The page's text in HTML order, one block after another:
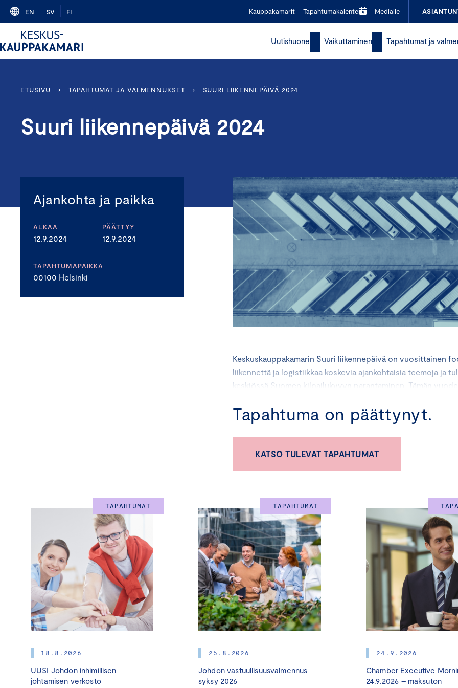
Skip
content
EN SV FI Kauppakamarit Tapahtumakalenteri Medialle
Uutishuone Vaikuttaminen Tapahtumat ja
ETUSIVU › TAPAHTUMAT JA VALMENNUKSET › SUURI LIIKENNEPÄIVÄ 2024
Suuri liikennepäivä 2024
Ajankohta ja paikka
ALKAA
12.9.2024
PÄÄTTYY
12.9.2024
TAPAHTUMAPAIKKA
00100 Helsinki
Keskuskauppakamarin Suuri liikennepäivä on vuosittainen
liikennettä ja logistiikkaa koskevia ajankohtaisia teemoja ja
keskiössä Suomen kilpailukyvyn parantaminen. Tämän
Tapahtuma on suunnattu
vienti- ja tuontiyrityksille sekä
toimivien ja sinne aikovien yritysten johdolle ja
toimivien yritysten johdolle ja asiantuntijoille, päättäjille
Torstai 12.9.2024
Scandic Grand Central + livestream
Teema: Logistiikka yritysten kilpailukykytekijänä
Päivän juontaa toimittajaTapio Nurminen
11.45-12.45
Tapahtuma on päättynyt.
KATSO TULEVAT TAPAHTUMAT
TAPAHTUMAT
18.8.2026
UUSI Johdon inhimillisen
johtamisen verkosto
TAPAHTUMAT
25.8.2026
Johdon vastuullisuusvalmennus
syksy 2026
24.9.2026
Chamber Executive
24.9.2026 – maksuton